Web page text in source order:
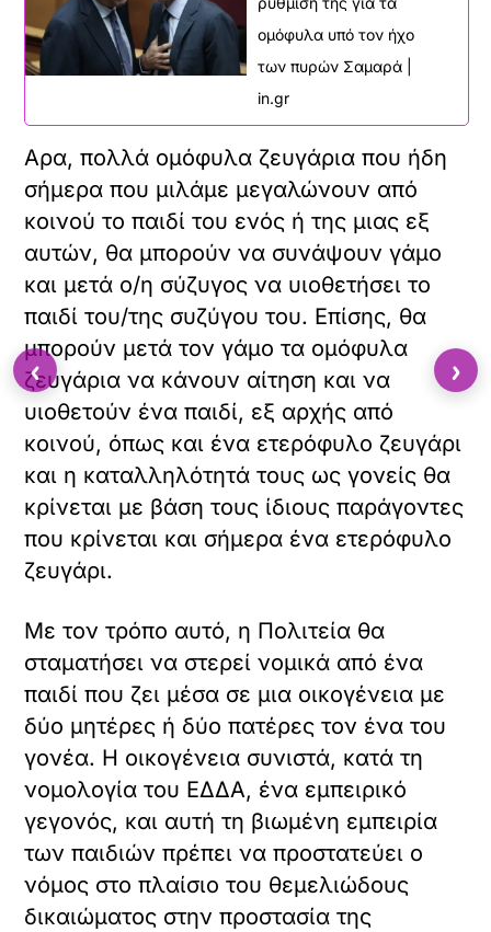
ομόφυλα υπό τον ήχο
των πυρών Σαμαρά |
in.gr
Αρα, πολλά ομόφυλα ζευγάρια που ήδη
σήμερα που μιλάμε μεγαλώνουν από
κοινού το παιδί του ενός ή της μιας εξ
αυτών, θα μπορούν να συνάψουν γάμο
και μετά ο/η σύζυγος να υιοθετήσει το
παιδί του/της συζύγου του. Επίσης, θα
μπορούν μετά τον γάμο τα ομόφυλα
ζευγάρια να κάνουν αίτηση και να
υιοθετούν ένα παιδί, εξ αρχής από
κοινού, όπως και ένα ετερόφυλο ζευγάρι
και η καταλληλότητά τους ως γονείς θα
κρίνεται με βάση τους ίδιους παράγοντες
που κρίνεται και σήμερα ένα ετερόφυλο
ζευγάρι.
Με τον τρόπο αυτό, η Πολιτεία θα
σταματήσει να στερεί νομικά από ένα
παιδί που ζει μέσα σε μια οικογένεια με
δύο μητέρες ή δύο πατέρες τον ένα του
γονέα. Η οικογένεια συνιστά, κατά τη
νομολογία του ΕΔΔΑ, ένα εμπειρικό
γεγονός, και αυτή τη βιωμένη εμπειρία
των παιδιών πρέπει να προστατεύει ο
νόμος στο πλαίσιο του θεμελιώδους
δικαιώματος στην προστασία της
‹ ›